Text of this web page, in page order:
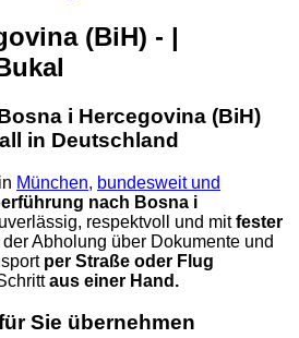
(BiH) - |
i Hercegovina (BiH)
in Deutschland
München, bundesweit und
nach Bosna i
respektvoll und mitfester
der Abholung über Dokumente und
per Straße oder Flug
aus einer Hand.
Sie übernehmen